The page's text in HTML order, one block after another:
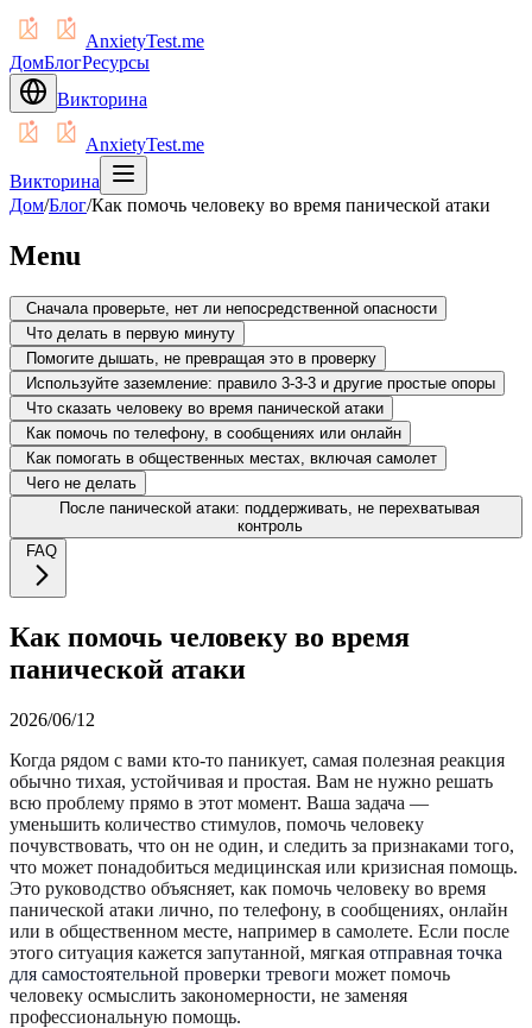
AnxietyTest.me
ДомБлогРесурсы
Викторина
AnxietyTest.me
Викторина
Дом/Блог/Как помочь человеку во время панической атаки
Menu
Сначала проверьте, нет ли непосредственной опасности
Что делать в первую минуту
Помогите дышать, не превращая это в проверку
Используйте заземление: правило 3-3-3 и другие простые опоры
Что сказать человеку во время панической атаки
Как помочь по телефону, в сообщениях или онлайн
Как помогать в общественных местах, включая самолет
Чего не делать
После панической атаки: поддерживать, не перехватывая
контроль
FAQ
Как помочь человеку во время
панической атаки
2026/06/12
Когда рядом с вами кто-то паникует, самая полезная реакция
обычно тихая, устойчивая и простая. Вам не нужно решать
всю проблему прямо в этот момент. Ваша задача —
уменьшить количество стимулов, помочь человеку
почувствовать, что он не один, и следить за признаками того,
что может понадобиться медицинская или кризисная помощь.
Это руководство объясняет, как помочь человеку во время
панической атаки лично, по телефону, в сообщениях, онлайн
или в общественном месте, например в самолете. Если после
этого ситуация кажется запутанной, мягкая отправная точка
для самостоятельной проверки тревоги может помочь
человеку осмыслить закономерности, не заменяя
профессиональную помощь.